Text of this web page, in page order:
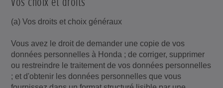
(a) Vos droits et choix généraux
Vous avez le droit de demander une copie de vos
données personnelles à Honda ; de corriger, supprimer
ou restreindre le traitement de vos données personnelles
; et d'obtenir les données personnelles que vous